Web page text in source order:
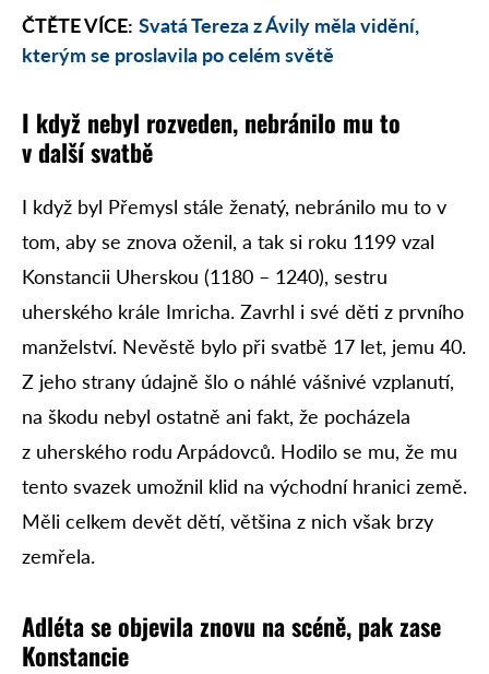
ČTĚTE VÍCE: Svatá Tereza z Ávily měla vidění,
kterým se proslavila po celém světě
I když nebyl rozveden, nebránilo mu to
v další svatbě
I když byl Přemysl stále ženatý, nebránilo mu to v
tom, aby se znova oženil, a tak si roku 1199 vzal
Konstancii Uherskou (1180 – 1240), sestru
uherského krále Imricha. Zavrhl i své děti z prvního
manželství. Nevěstě bylo při svatbě 17 let, jemu 40.
Z jeho strany údajně šlo o náhlé vášnivé vzplanutí,
na škodu nebyl ostatně ani fakt, že pocházela
z uherského rodu Arpádovců. Hodilo se mu, že mu
tento svazek umožnil klid na východní hranici země.
Měli celkem devět dětí, většina z nich však brzy
zemřela.
Adléta se objevila znovu na scéně, pak zase
Konstancie